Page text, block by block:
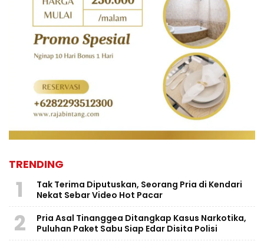
TRENDING
1
Tak Terima Diputuskan, Seorang Pria di Kendari
Nekat Sebar Video Hot Pacar
2
Pria Asal Tinanggea Ditangkap Kasus Narkotika,
Puluhan Paket Sabu Siap Edar Disita Polisi